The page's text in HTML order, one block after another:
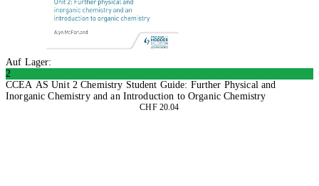
Auf Lager:
2
CCEA AS Unit 2 Chemistry Student Guide: Further Physical and
Inorganic Chemistry and an Introduction to Organic Chemistry
CHF 20.04